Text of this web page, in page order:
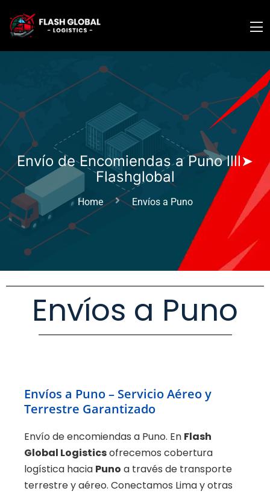
Envío de Encomiendas a Puno llll➤
Flashglobal
Home Envíos a Puno
Envíos a Puno
Envíos a Puno – Servicio Aéreo y
Terrestre Garantizado
Envío de encomiendas a Puno. En Flash
Global Logisticsofrecemos cobertura
logística hacia Puno a través de transporte
terrestre y aéreo. Conectamos Lima y otras